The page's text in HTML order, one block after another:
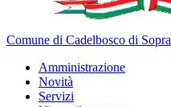
Comune di Cadelbosco di Sopra
Amministrazione
Novità
Servizi